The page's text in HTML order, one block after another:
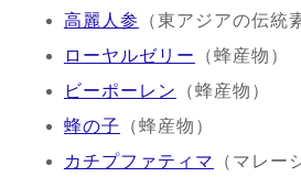
高麗人参
（東アジアの伝統
ローヤルゼリー
（蜂産物）
ビーポーレン
（蜂産物）
蜂の子
（蜂産物）
カチプファティマ
（マレー